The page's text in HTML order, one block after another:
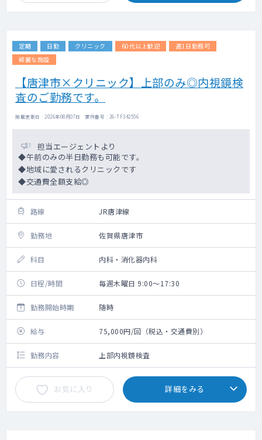
定期 日勤 クリニック 60代以上歓迎
週1日勤務可
綺麗な施設
【唐津市×クリニック】上部のみ◎内視鏡検
査のご勤務です。
掲載更新日 : 2026年08月07日 案件番号 : 26-TF342556
担当エージェントより
◆午前のみの半日勤務も可能です。
◆地域に愛されるクリニックです
◆交通費全額支給◎
路線 JR唐津線
勤務地 佐賀県唐津市
科目 内科・消化器内科
日程/時間 毎週木曜日 9:00～17:30
勤務開始時期 随時
給与 75,000円/回（税込・交通費別）
勤務内容 上部内視鏡検査
お気に入り 詳細をみる